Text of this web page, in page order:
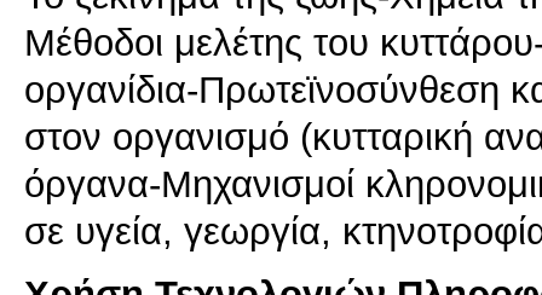
Μέθοδοι μελέτης του
οργανίδια-Πρωτεϊνοσύνθεση
στον οργανισμό (κυτταρική
όργανα-Μηχανισμοί
σε υγεία, γεωργία,